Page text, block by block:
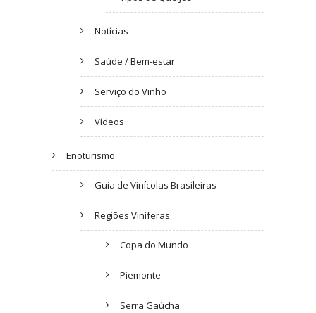
Notícias
Saúde / Bem-estar
Serviço do Vinho
Vídeos
Enoturismo
Guia de Vinícolas Brasileiras
Regiões Viníferas
Copa do Mundo
Piemonte
Serra Gaúcha